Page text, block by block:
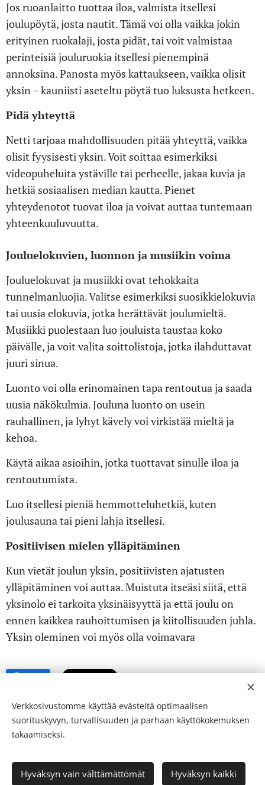
Jos ruoanlaitto tuottaa iloa, valmista itsellesi
joulupöytä, josta nautit. Tämä voi olla vaikka jokin
erityinen ruokalaji, josta pidät, tai voit valmistaa
perinteisiä jouluruokia itsellesi pienempinä
annoksina. Panosta myös kattaukseen, vaikka olisit
yksin – kauniisti aseteltu pöytä tuo luksusta hetkeen.
Pidä yhteyttä
Netti tarjoaa mahdollisuuden pitää yhteyttä, vaikka
olisit fyysisesti yksin. Voit soittaa esimerkiksi
videopuheluita ystäville tai perheelle, jakaa kuvia ja
hetkiä sosiaalisen median kautta. Pienet
yhteydenotot tuovat iloa ja voivat auttaa tuntemaan
yhteenkuuluvuutta.
Jouluelokuvien, luonnon ja musiikin voima
Jouluelokuvat ja musiikki ovat tehokkaita
tunnelmanluojia. Valitse esimerkiksi suosikkielokuvia
tai uusia elokuvia, jotka herättävät joulumieltä.
Musiikki puolestaan luo jouluista taustaa koko
päivälle, ja voit valita soittolistoja, jotka ilahduttavat
juuri sinua.
Luonto voi olla erinomainen tapa rentoutua ja saada
uusia näkökulmia. Jouluna luonto on usein
rauhallinen, ja lyhyt kävely voi virkistää mieltä ja
kehoa.
Käytä aikaa asioihin, jotka tuottavat sinulle iloa ja
rentoutumista.
Luo itsellesi pieniä hemmotteluhetkiä, kuten
joulusauna tai pieni lahja itsellesi.
Positiivisen mielen ylläpitäminen
Kun vietät joulun yksin, positiivisten ajatusten
ylläpitäminen voi auttaa. Muistuta itseäsi siitä, että
yksinolo ei tarkoita yksinäisyyttä ja että joulu on
ennen kaikkea rauhoittumisen ja kiitollisuuden juhla.
Yksin oleminen voi myös olla voimavara
ISSN 2342-3439
Verkkosivustomme käyttää evästeitä optimaalisen
suorituskyvyn, turvallisuuden ja parhaan käyttökokemuksen
takaamiseksi.
Hyväksyn vain välttämättömät Hyväksyn kaikki